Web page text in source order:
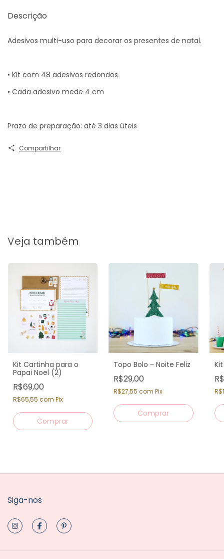
Descrição
Adesivos multi-uso para decorar os presentes de natal.
• Kit com 48 adesivos redondos
• Cada adesivo mede 4 cm
Prazo de preparação: até 3 dias úteis
Compartilhar
Veja também
Kit Cartinha para o
Papai Noel (2)
R$69,00
R$65,55 com Pix
Topo Bolo - Noite Feliz
R$29,00
R$27,55com Pix
Siga-nos